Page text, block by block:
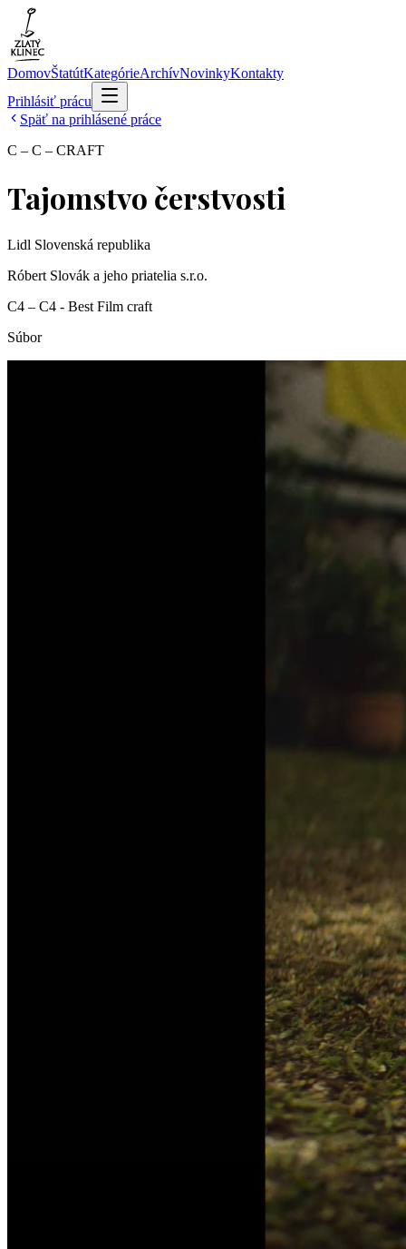
DomovŠtatútKategórieArchívNovinkyKontakty
Prihlásiť prácu
Späť na prihlásené práce
C – C – CRAFT
Tajomstvo čerstvosti
Lidl Slovenská republika
Róbert Slovák a jeho priatelia s.r.o.
C4 – C4 - Best Film craft
Súbor